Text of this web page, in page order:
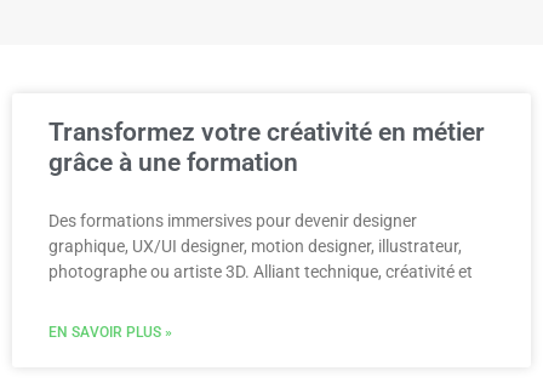
Transformez votre créativité en métier
grâce à une formation
Des formations immersives pour devenir designer
graphique, UX/UI designer, motion designer, illustrateur,
photographe ou artiste 3D. Alliant technique, créativité et
EN SAVOIR PLUS »